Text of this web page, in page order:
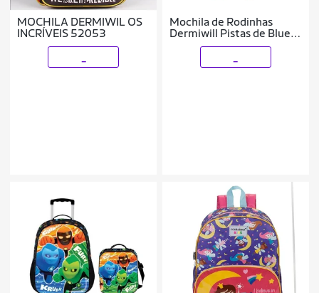
MOCHILA DERMIWIL OS
INCRÍVEIS 52053
Mochila de Rodinhas
Dermiwill Pistas de Blue
Colorido